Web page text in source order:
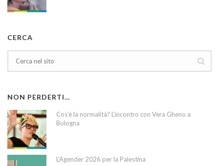
CERCA
NON PERDERTI…
Cos’è la normalità? L’incontro con Vera Gheno a
Bologna
L’Agender 2026 per la Palestina